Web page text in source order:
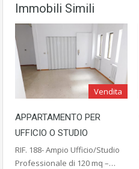
Immobili Simili
Vendita
APPARTAMENTO PER
UFFICIO O STUDIO
RIF. 188- Ampio Ufficio/Studio
Professionale di 120 mq –…